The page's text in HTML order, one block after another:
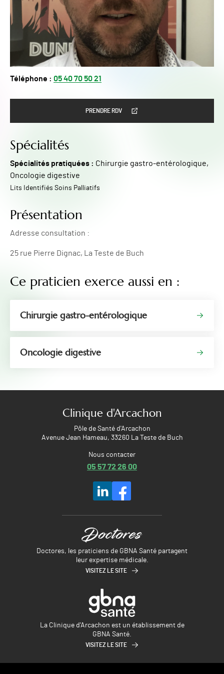
Téléphone : 05 40 70 50 21
PRENDRE RDV
Spécialités
Spécialités pratiquées : Chirurgie gastro-entérologique,
Oncologie digestive
Lits Identifiés Soins Palliatifs
Présentation
Adresse consultation :
25 rue Pierre Dignac, La Teste de Buch
Ce praticien exerce aussi en :
Chirurgie gastro-entérologique
Oncologie digestive
Clinique d'Arcachon
Pôle de Santé d'Arcachon
Avenue Jean Hameau, 33260 La Teste de Buch
Nous contacter
05 57 72 26 00
Doctores, les praticiens de GBNA Santé partagent
leur expertise médicale.
VISITEZ LE SITE
La Clinique d'Arcachon est un établissement de
GBNA Santé.
VISITEZ LE SITE